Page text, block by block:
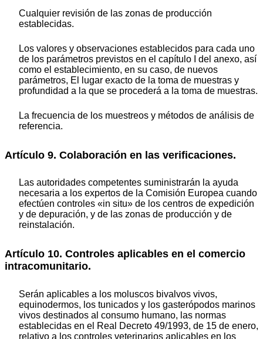
Cualquier revisión de las zonas de producción
establecidas.
Los valores y observaciones establecidos para cada uno
de los parámetros previstos en el capítulo I del anexo, así
como el establecimiento, en su caso, de nuevos
parámetros, El lugar exacto de la toma de muestras y
profundidad a la que se procederá a la toma de muestras.
La frecuencia de los muestreos y métodos de análisis de
referencia.
Artículo 9. Colaboración en las verificaciones.
Las autoridades competentes suministrarán la ayuda
necesaria a los expertos de la Comisión Europea cuando
efectúen controles «in situ» de los centros de expedición
y de depuración, y de las zonas de producción y de
reinstalación.
Artículo 10. Controles aplicables en el comercio
intracomunitario.
Serán aplicables a los moluscos bivalvos vivos,
equinodermos, los tunicados y los gasterópodos marinos
vivos destinados al consumo humano, las normas
establecidas en el Real Decreto 49/1993, de 15 de enero,
relativo a los controles veterinarios aplicables en los